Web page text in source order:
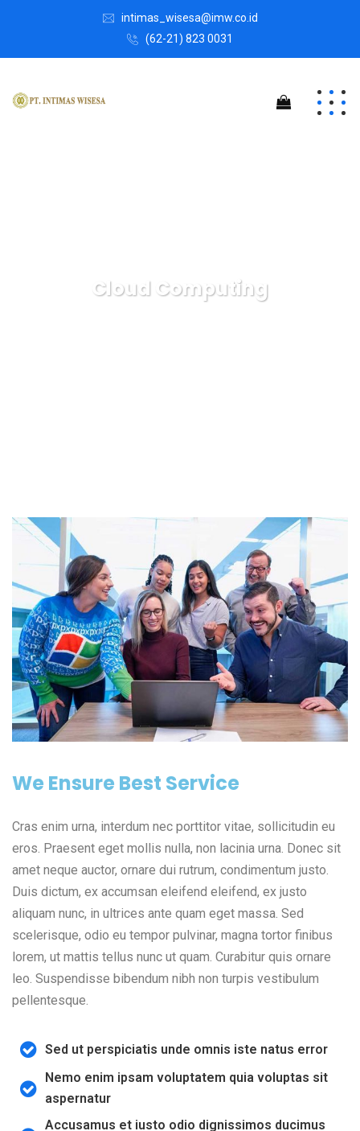
intimas_wisesa@imw.co.id
(62-21) 823 0031
Cloud Computing
We Ensure Best Service
Cras enim urna, interdum nec porttitor vitae, sollicitudin eu
eros. Praesent eget mollis nulla, non lacinia urna. Donec sit
amet neque auctor, ornare dui rutrum, condimentum justo.
Duis dictum, ex accumsan eleifend eleifend, ex justo
aliquam nunc, in ultrices ante quam eget massa. Sed
scelerisque, odio eu tempor pulvinar, magna tortor finibus
lorem, ut mattis tellus nunc ut quam. Curabitur quis ornare
leo. Suspendisse bibendum nibh non turpis vestibulum
pellentesque.
Sed ut perspiciatis unde omnis iste natus error
Nemo enim ipsam voluptatem quia voluptas sit
aspernatur
Accusamus et iusto odio dignissimos ducimus